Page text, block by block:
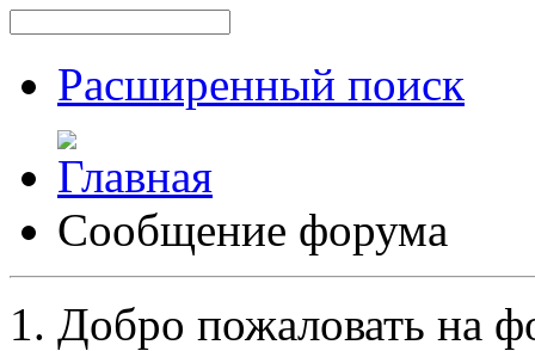
Расширенный поиск
Сообщение форума
Добро пожаловать на